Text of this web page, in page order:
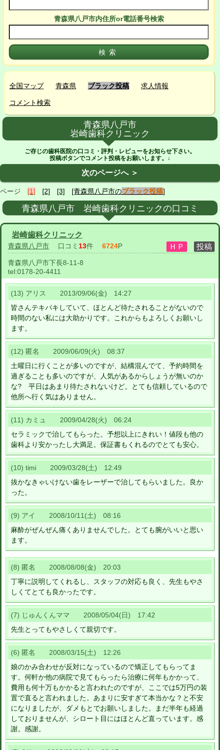
青森県八戸市内住所or電話番号検索
全国マップ 青森県 ブラック投稿 求人情報
コメント検索
青森県八戸市
岩崎歯科クリニック
ご存じの歯科医院の口コミ・評判・レビューをお知らせ下さい。
投稿ボタンでコメント投稿をお願いします。↓
次のページへ ＞
ページ [1] [2] [3] [青森県八戸市のブラック投稿]
青森県八戸市 岩崎歯科クリニックの口コミ
岩崎歯科クリニック
青森県八戸市 口コミ 13件 6724P
青森県八戸市下長8-11-8
tel:0178-20-4411
(13) アリス 2013/09/06(金) 14:27
皆さんテキパキしていて、ほとんど待たされることがないので
時間のない私には大助かりです。これからもよろしくお願いし
ます。
(12) 匿名 2009/06/09(火) 08:37
土曜日に行くことが多いのですが、結構混んでて、予約時間を
過ぎることも多いのですが、人気があるからしょうが無いのか
な? 平日はあまり待たされないけど。とても信頼しているので
他所へ行く気はありません。
(11) カミュ 2009/04/28(火) 06:24
セラミックで治してもらった。予想以上にきれい！値段も他の
歯科より安かったし大満足。保証書もくれるのでとても安心。
(10) timi 2009/03/28(土) 12:49
抜かなきゃいけない歯をレーザーで治してもらいました。良か
った。
(9) アイ 2008/10/11(土) 08:16
麻酔がぜんぜん痛くありませんでした。とても腕がいいと思い
ます。
(8) 匿名 2008/08/08(金) 20:03
丁寧に説明してくれるし、スタッフの対応も良く、先生もやさ
しくてとても良かったです。
(7) じゅんくんママ 2008/05/04(日) 17:42
先生とってもやさしくて親切です。
(6) 匿名 2008/03/15(土) 12:26
娘のかみ合わせが反対になっているので矯正してもらってま
す。何軒か他の病院で見てもらったら治療に何年もかかって、
費用も何十万もかかると言われたのですが、ここでは5万円の装
置で直ると言われました。あまりに安すぎて本当かな？と不安
になりましたが、ダメもとでお願いしました。まだ半年も経過
しておりませんが、シロート目にはほとんど直っています。感
謝。感謝。